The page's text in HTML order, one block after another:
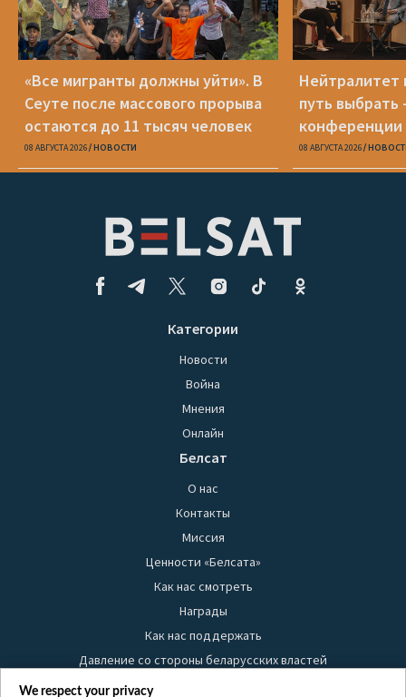
«Все мигранты должны уйти». В
Сеуте после массового прорыва
остаются до 11 тысяч человек
08 АВГУСТА 2026 НОВОСТИ
Нейтралитет
путь выбрать
конференции
08 АВГУСТА 2026
Категории
Новости
Война
Мнения
Онлайн
Белсат
О нас
Контакты
Миссия
Ценности «Белсата»
Как нас смотреть
Награды
Как нас поддержать
Давление со стороны беларусских властей
Правила использования материалов
We respect your privacy